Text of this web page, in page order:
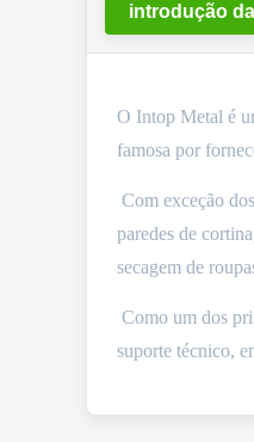
introdução
O Intop Metal é
famosa por
Com exceção
paredes de
secagem de
Como um dos
suporte técnico,